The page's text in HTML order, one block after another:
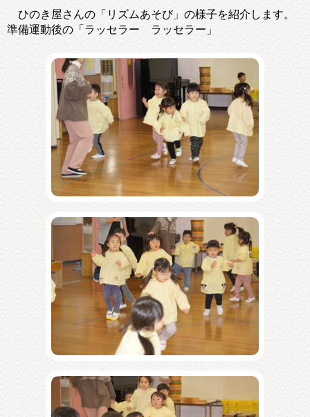
ひのき屋さんの「リズムあそび」の様子を紹介します。
準備運動後の「ラッセラー ラッセラー」